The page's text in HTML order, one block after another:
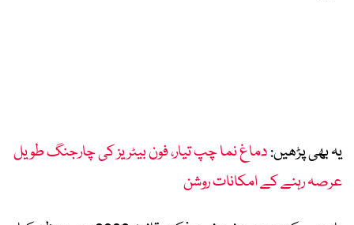
یہ بھی پڑھیں:دماغ نما چپ تیار، فون بیٹریز کی چارجنگ طویل
عرصہ رہنے کے امکانات روشن